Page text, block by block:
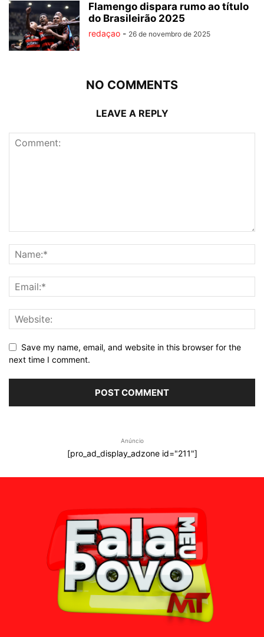
Flamengo dispara rumo ao título
do Brasileirão 2025
redaçao - 26 de novembro de 2025
NO COMMENTS
LEAVE A REPLY
Save my name, email, and website in this browser for the
next time I comment.
Anúncio
[pro_ad_display_adzone id="211"]